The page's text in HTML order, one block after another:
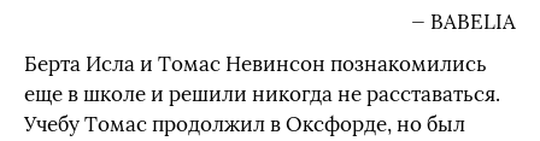
— BABELIA
Берта Исла и Томас Невинсон познакомились
еще в школе и решили никогда не расставаться.
Учебу Томас продолжил в Оксфорде, но был